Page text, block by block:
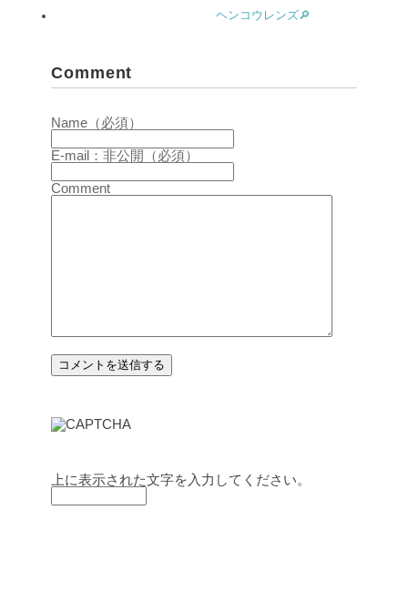
ヘンコウレンズ🔎
Comment
Name（必須）
E-mail：非公開（必須）
Comment
上に表示された文字を入力してください。